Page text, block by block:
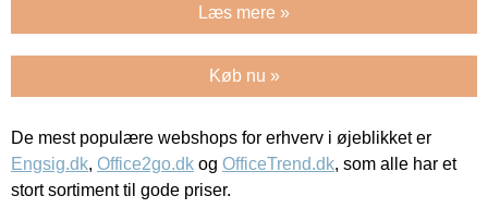
Læs mere »
Køb nu »
De mest populære webshops for erhverv i øjeblikket er
Engsig.dk, Office2go.dk og OfficeTrend.dk, som alle har et
stort sortiment til gode priser.